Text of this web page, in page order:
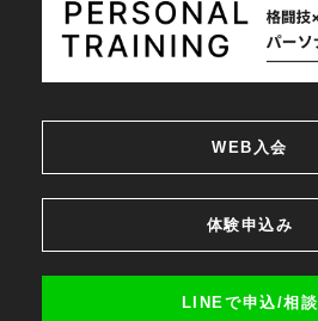
WEB入会
体験申込み
LINEで申込/相談